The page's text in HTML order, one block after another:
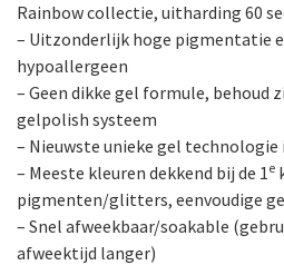
Rainbow collectie, uitharding 60
– Uitzonderlijk hoge pigmentatie
hypoallergeen
– Geen dikke gel formule, behoud
gelpolish systeem
– Nieuwste unieke gel technologie
– Meeste kleuren dekkend bij de 1e
pigmenten/glitters, eenvoudige
– Snel afweekbaar/soakable
afweektijd langer)